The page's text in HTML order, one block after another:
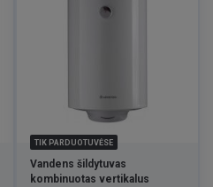
TIK PARDUOTUVĖSE
Vandens šildytuvas
kombinuotas vertikalus